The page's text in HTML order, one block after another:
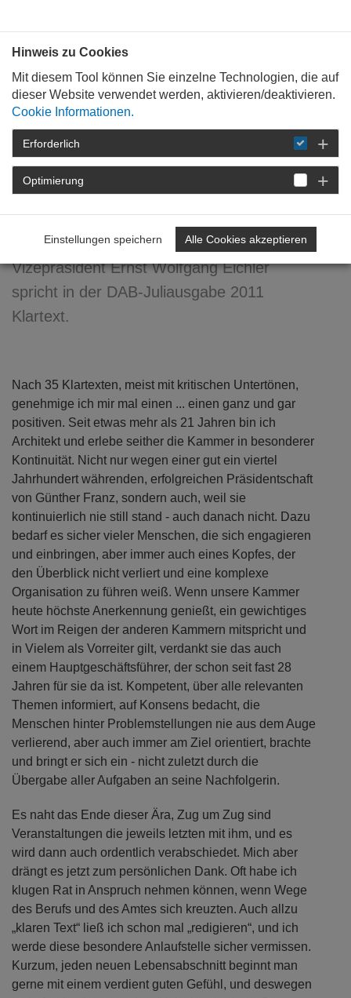
STARTSEITE DETAIL
...ganz am Anfang!
Vizepräsident Ernst Wolfgang Eichler
spricht in der DAB-Juliausgabe 2011
Klartext.
Nach 35 Klartexten, meist mit kritischen Untertönen,
genehmige ich mir mal einen ... einen ganz und gar
positiven. Seit etwas mehr als 21 Jahren bin ich
Architekt und erlebe seither die Kammer in besonderer
Kontinuität. Nicht nur wegen einer gut ein viertel
Jahrhundert währenden, erfolgreichen Präsidentschaft
von Günther Franz, sondern auch, weil sie
kontinuierlich nie still stand - auch danach nicht. Dazu
bedarf es sicher vieler Menschen, die sich engagieren
und einbringen, aber immer auch eines Kopfes, der
den Überblick nicht verliert und eine komplexe
Organisation zu führen weiß. Wenn unsere Kammer
heute höchste Anerkennung genießt, ein gewichtiges
Wort im Reigen der anderen Kammern mitspricht und
in Vielem als Vorreiter gilt, verdankt sie das auch
einem Hauptgeschäftsführer, der schon seit fast 28
Jahren für sie da ist. Kompetent, über alle relevanten
Themen informiert, auf Konsens bedacht, die
Menschen hinter Problemstellungen nie aus dem Auge
verlierend, aber auch immer am Ziel orientiert, brachte
und bringt er sich ein - nicht zuletzt durch die
Übergabe aller Aufgaben an seine Nachfolgerin.
Es naht das Ende dieser Ära, Zug um Zug sind
Veranstaltungen die jeweils letzten mit ihm, und es
wird dann auch ordentlich verabschiedet. Mich aber
drängt es jetzt zum persönlichen Dank. Oft habe ich
klugen Rat in Anspruch nehmen können, wenn Wege
des Berufs und des Amtes sich kreuzten. Auch allzu
„klaren Text“ ließ ich schon mal „redigieren“, und ich
werde diese besondere Anlaufstelle sicher vermissen.
Kurzum, jeden neuen Lebensabschnitt beginnt man
gerne mit einem verdient guten Gefühl, und deswegen
Hinweis zu Cookies
Mit diesem Tool können Sie einzelne Technologien, die auf
dieser Website verwendet werden, aktivieren/deaktivieren.
Cookie Informationen.
Erforderlich
Optimierung
Einstellungen speichern Alle Cookies akzeptieren